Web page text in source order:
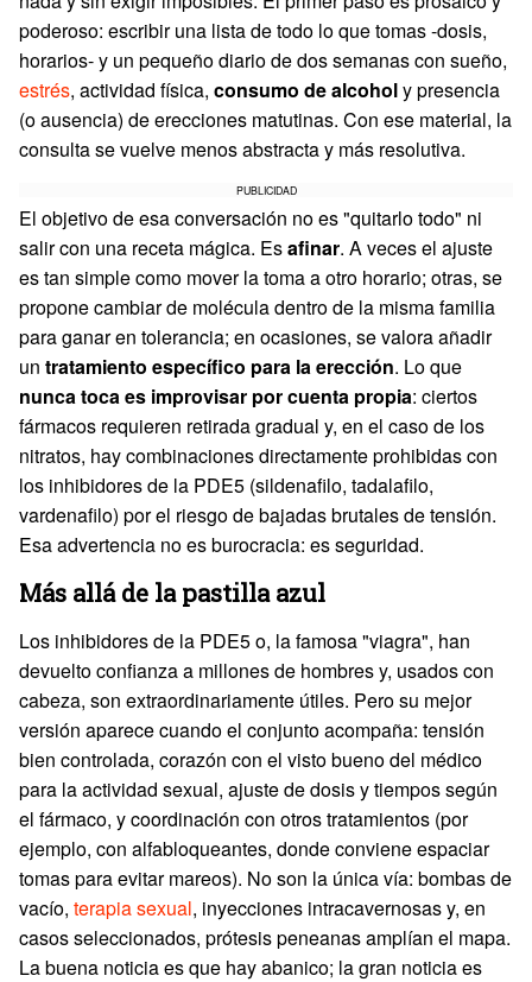
poderoso: escribir una lista de todo lo que tomas -dosis,
horarios- y un pequeño diario de dos semanas con sueño,
estrés, actividad física, consumo de alcoholy presencia
(o ausencia) de erecciones matutinas. Con ese material, la
consulta se vuelve menos abstracta y más resolutiva.
PUBLICIDAD
El objetivo de esa conversación no es "quitarlo todo" ni
salir con una receta mágica. Esafinar. A veces el ajuste
es tan simple como mover la toma a otro horario; otras, se
propone cambiar de molécula dentro de la misma familia
para ganar en tolerancia; en ocasiones, se valora añadir
un tratamiento específico para la erección. Lo que
nunca toca es improvisar por cuenta propia: ciertos
fármacos requieren retirada gradual y, en el caso de los
nitratos, hay combinaciones directamente prohibidas con
los inhibidores de la PDE5 (sildenafilo, tadalafilo,
vardenafilo) por el riesgo de bajadas brutales de tensión.
Esa advertencia no es burocracia: es seguridad.
Más allá de la pastilla azul
Los inhibidores de la PDE5 o, la famosa "viagra", han
devuelto confianza a millones de hombres y, usados con
cabeza, son extraordinariamente útiles. Pero su mejor
versión aparece cuando el conjunto acompaña: tensión
bien controlada, corazón con el visto bueno del médico
para la actividad sexual, ajuste de dosis y tiempos según
el fármaco, y coordinación con otros tratamientos (por
ejemplo, con alfabloqueantes, donde conviene espaciar
tomas para evitar mareos). No son la única vía: bombas de
vacío, terapia sexual, inyecciones intracavernosas y, en
casos seleccionados, prótesis peneanas amplían el mapa.
La buena noticia es que hay abanico; la gran noticia es